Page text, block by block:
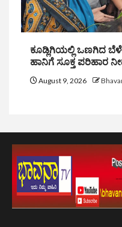
ಕೂಡ್ಲಿಗಿಯಲ್ಲಿ ಒಣಗಿದ
ಹಾನಿಗೆ ಸೂಕ್ತ ಪರಿಹಾರ
August 9, 2026